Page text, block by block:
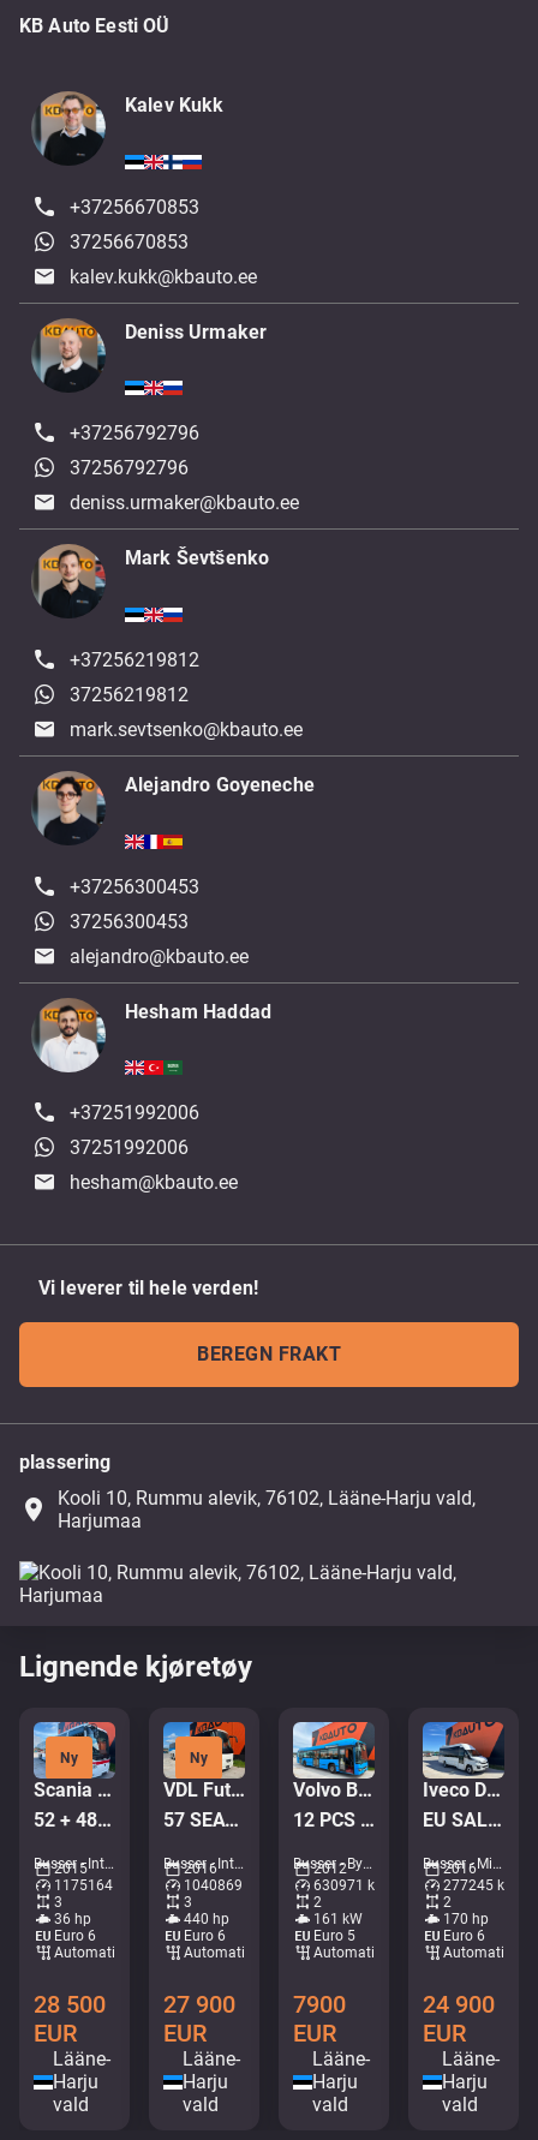
KB Auto Eesti OÜ
Kalev Kukk
+37256670853
37256670853
kalev.kukk@kbauto.ee
Deniss Urmaker
+37256792796
37256792796
deniss.urmaker@kbauto.ee
Mark Ševtšenko
+37256219812
37256219812
mark.sevtsenko@kbauto.ee
Alejandro Goyeneche
+37256300453
37256300453
alejandro@kbauto.ee
Hesham Haddad
+37251992006
37251992006
hesham@kbauto.ee
Vi leverer til hele verden!
BEREGN FRAKT
plassering
place
Kooli 10, Rummu alevik, 76102, Lääne-Harju vald,
Harjumaa
Lignende kjøretøy
Ny
Scania Omniexpress K360 6x2
52 + 48 SEATS / EURO6
Busser - Intercity trener • M414-0696
2015
1175164 km
3
36 hp
Euro 6
Automatisk
28 500
EUR
Lääne-
Harju
vald
Ny
VDL Futura FMD 2-148/440 6x2*4
57 SEATS / AC / AUXILIARY HEATING
Busser - Intercity trener • M714-5231
2016
1040869 km
3
440 hp
Euro 6
Automatisk
27 900
EUR
Lääne-
Harju
vald
Volvo B5LH 7700 4x2 HYBRID
12 PCS AVAILABLE / HYBRID / AC / AUXILIARY HEATING
Busser - Bybuss • M721-1778
2012
630971 km
2
161 kW
Euro 5
Automatisk
7900
EUR
Lääne-
Harju
vald
Iveco Daily 65C17 Feniksbus
EU SALES 800.- Euro TAX WILL BE ADDED / 20+1 SEATS / AC
Busser - Minibusser • M960-4669
2016
277245 km
2
170 hp
Euro 6
Automatisk
24 900
EUR
Lääne-
Harju
vald